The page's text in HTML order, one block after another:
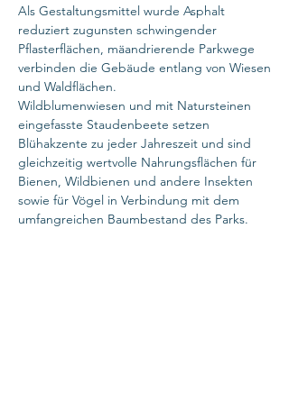
Als Gestaltungsmittel wurde Asphalt
reduziert zugunsten schwingender
Pflasterflächen, mäandrierende Parkwege
verbinden die Gebäude entlang von Wiesen
und Waldflächen.
Wildblumenwiesen und mit Natursteinen
eingefasste Staudenbeete setzen
Blühakzente zu jeder Jahreszeit und sind
gleichzeitig wertvolle Nahrungsflächen für
Bienen, Wildbienen und andere Insekten
sowie für Vögel in Verbindung mit dem
umfangreichen Baumbestand des Parks.